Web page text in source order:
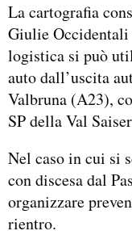
La cartografia
Giulie Occidentali
logistica si può
auto dall’uscita
Valbruna (A23),
SP della Val
Nel caso in cui si
con discesa dal
organizzare
rientro.